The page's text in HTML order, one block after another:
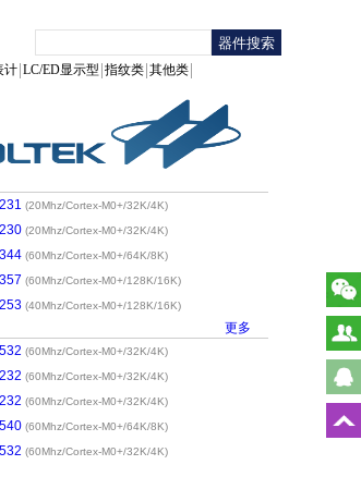
计 LC/ED显示型 指纹类 其他类
(20Mhz/Cortex-M0+/32K/4K)
(20Mhz/Cortex-M0+/32K/4K)
(60Mhz/Cortex-M0+/64K/8K)
(60Mhz/Cortex-M0+/128K/16K)
(40Mhz/Cortex-M0+/128K/16K)
更多
(60Mhz/Cortex-M0+/32K/4K)
(60Mhz/Cortex-M0+/32K/4K)
(60Mhz/Cortex-M0+/32K/4K)
(60Mhz/Cortex-M0+/64K/8K)
(60Mhz/Cortex-M0+/32K/4K)